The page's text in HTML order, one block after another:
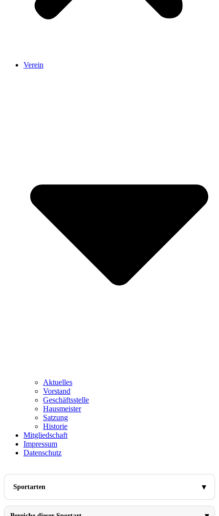
Verein
Aktuelles
Vorstand
Geschäftsstelle
Hausmeister
Satzung
Historie
Mitgliedschaft
Impressum
Datenschutz
Sportarten